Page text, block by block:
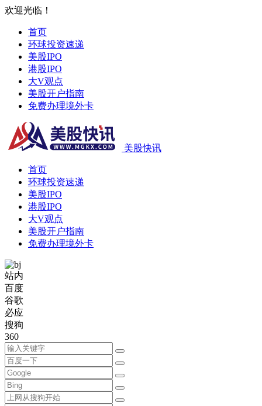
欢迎光临！
首页
环球投资速递
美股IPO
港股IPO
大V观点
美股开户指南
免费办理境外卡
美股快讯
首页
环球投资速递
美股IPO
港股IPO
大V观点
美股开户指南
免费办理境外卡
站内
百度
谷歌
必应
搜狗
360